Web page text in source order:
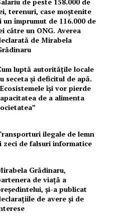
terenuri, case moștenite
un împrumut de 116.000 de
către un ONG. Averea
de Mirabela
luptă autoritățile locale
seceta și deficitul de apă.
își vor pierde
de a alimenta
ilegale de lemn
zeci de falsuri informatice
Grădinaru,
de viață a
și-a publicat
de avere și de